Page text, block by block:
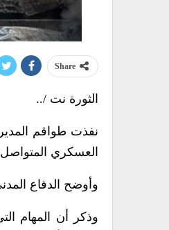
Share
الثورة نت /..
العسكري
وأوضح الدفاع